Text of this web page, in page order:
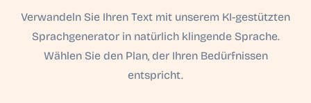
Verwandeln Sie Ihren Text mit unserem KI-gestützten
Sprachgenerator in natürlich klingende Sprache.
Wählen Sie den Plan, der Ihren Bedürfnissen
entspricht.